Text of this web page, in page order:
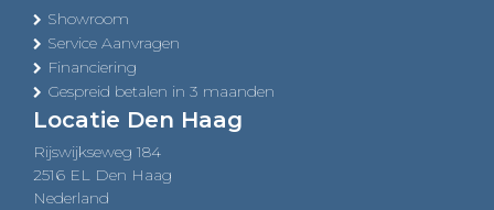
Showroom
Service Aanvragen
Financiering
Gespreid betalen in 3 maanden
Locatie Den Haag
Rijswijkseweg 184
2516 EL Den Haag
Nederland